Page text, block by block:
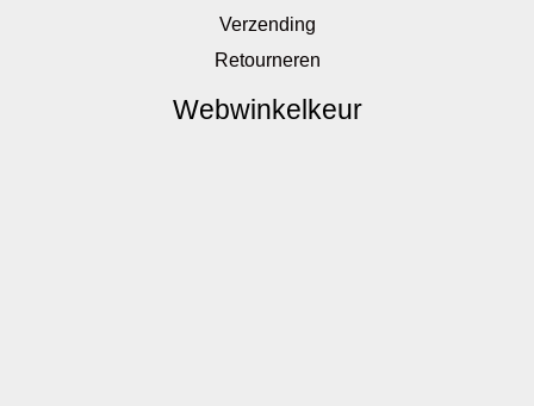
Verzending
Retourneren
Webwinkelkeur